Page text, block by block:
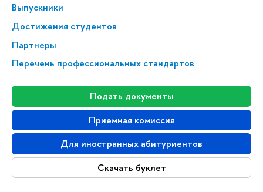
Выпускники
Достижения студентов
Партнеры
Перечень профессиональных стандартов
Подать документы
Приемная комиссия
Для иностранных абитуриентов
Скачать буклет